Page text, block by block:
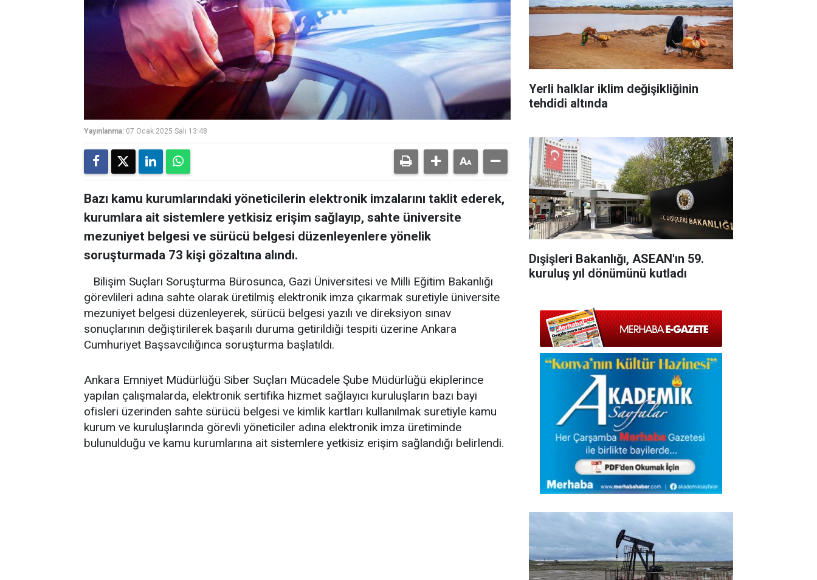
Yayınlanma: 07 Ocak 2025 Salı 13:48
Bazı kamu kurumlarındaki yöneticilerin elektronik imzalarını taklit ederek,
kurumlara ait sistemlere yetkisiz erişim sağlayıp, sahte üniversite
mezuniyet belgesi ve sürücü belgesi düzenleyenlere yönelik
soruşturmada 73 kişi gözaltına alındı.
Bilişim Suçları Soruşturma Bürosunca, Gazi Üniversitesi ve Milli Eğitim Bakanlığı
görevlileri adına sahte olarak üretilmiş elektronik imza çıkarmak suretiyle üniversite
mezuniyet belgesi düzenleyerek, sürücü belgesi yazılı ve direksiyon sınav
sonuçlarının değiştirilerek başarılı duruma getirildiği tespiti üzerine Ankara
Cumhuriyet Başsavcılığınca soruşturma başlatıldı.
Ankara Emniyet Müdürlüğü Siber Suçları Mücadele Şube Müdürlüğü ekiplerince
yapılan çalışmalarda, elektronik sertifika hizmet sağlayıcı kuruluşların bazı bayi
ofisleri üzerinden sahte sürücü belgesi ve kimlik kartları kullanılmak suretiyle kamu
kurum ve kuruluşlarında görevli yöneticiler adına elektronik imza üretiminde
bulunulduğu ve kamu kurumlarına ait sistemlere yetkisiz erişim sağlandığı belirlendi.
Yerli halklar iklim değişikliğinin
tehdidi altında
Dışişleri Bakanlığı, ASEAN'ın 59.
kuruluş yıl dönümünü kutladı